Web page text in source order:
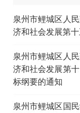
泉州市鲤城区人
济和社会发展第
泉州市鲤城区人
济和社会发展第
标纲要的通知
泉州市鲤城区国